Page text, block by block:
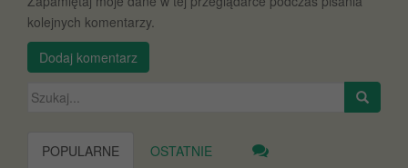
kolejnych komentarzy.
Szukaj:
POPULARNE OSTATNIE